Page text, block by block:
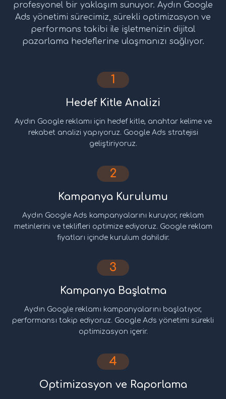
profesyonel bir yaklaşım sunuyor. Aydın Google
Ads yönetimi sürecimiz, sürekli optimizasyon ve
performans takibi ile işletmenizin dijital
pazarlama hedeflerine ulaşmanızı sağlıyor.
1
Hedef Kitle Analizi
Aydın Google reklamı için hedef kitle, anahtar kelime ve
rekabet analizi yapıyoruz. Google Ads stratejisi
geliştiriyoruz.
2
Kampanya Kurulumu
Aydın Google Ads kampanyalarını kuruyor, reklam
metinlerini ve teklifleri optimize ediyoruz. Google reklam
fiyatları içinde kurulum dahildir.
3
Kampanya Başlatma
Aydın Google reklamı kampanyalarını başlatıyor,
performansı takip ediyoruz. Google Ads yönetimi sürekli
optimizasyon içerir.
4
Optimizasyon ve Raporlama